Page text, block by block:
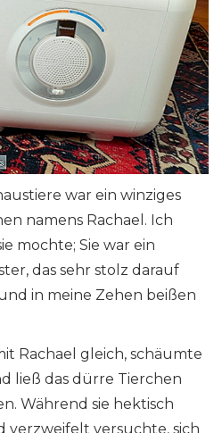
war ein winziges
namens Rachael. Ich
mochte; Sie war ein
das sehr stolz darauf
in meine Zehen beißen
Rachael gleich, schäumte
ließ das dürre Tierchen
Während sie hektisch
versuchte, sich